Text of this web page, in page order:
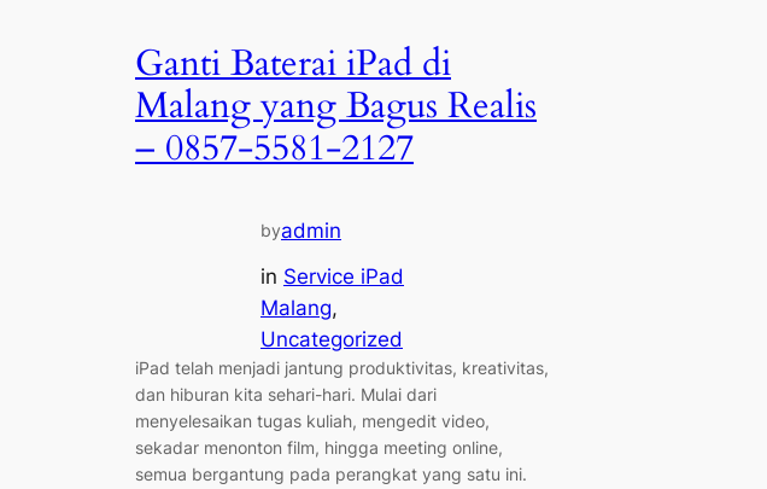
Ganti Baterai iPad di
Malang yang Bagus Realis
– 0857-5581-2127
byadmin
in Service iPad
Malang
Uncategorized
iPad telah menjadi jantung produktivitas, kreativitas,
dan hiburan kita sehari-hari. Mulai dari
menyelesaikan tugas kuliah, mengedit video,
sekadar menonton film, hingga meeting online,
semua bergantung pada perangkat yang satu ini.